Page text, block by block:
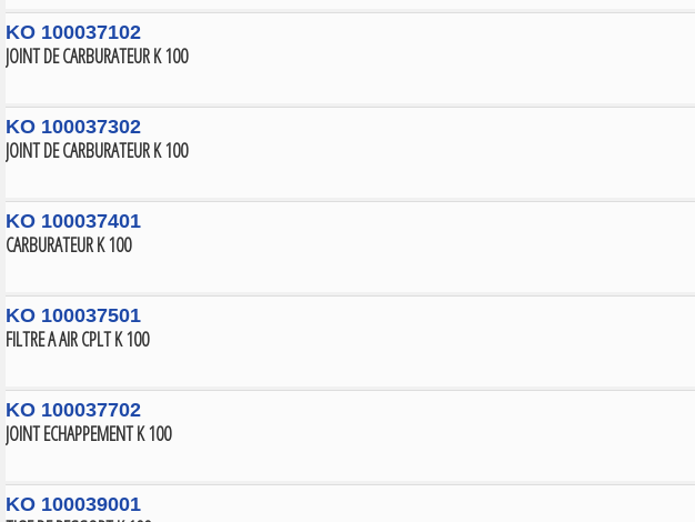
KO 100037102
JOINT DE CARBURATEUR K 100
KO 100037302
JOINT DE CARBURATEUR K 100
KO 100037401
CARBURATEUR K 100
KO 100037501
FILTRE A AIR CPLT K 100
KO 100037702
JOINT ECHAPPEMENT K 100
KO 100039001